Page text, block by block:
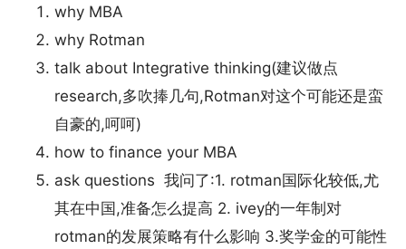
why MBA
why Rotman
talk about Integrative thinking(建议做点
research,多吹捧几句,Rotman对这个可能还是蛮
自豪的,呵呵)
how to finance your MBA
ask questions 我问了:1. rotman国际化较低,尤
其在中国,准备怎么提高 2. ivey的一年制对
rotman的发展策略有什么影响 3.奖学金的可能性